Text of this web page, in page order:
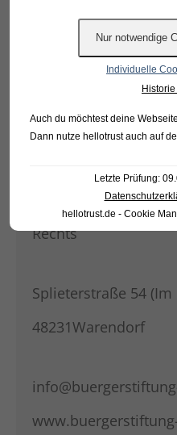
KONTAKT
Bürgerstiftung
Rechtsfähige
Rechts
Splieterstraße 54
48231Warendorf
Individuelle
Auch du möchtest deine
Dann nutze hellotrust auch auf
Letzte Prüfung:
hellotrust.de - Cookie